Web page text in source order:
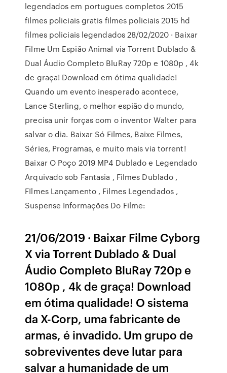
legendados em portugues completos 2015
filmes policiais gratis filmes policiais 2015 hd
filmes policiais legendados 28/02/2020 · Baixar
Filme Um Espião Animal via Torrent Dublado &
Dual Áudio Completo BluRay 720p e 1080p , 4k
de graça! Download em ótima qualidade!
Quando um evento inesperado acontece,
Lance Sterling, o melhor espião do mundo,
precisa unir forças com o inventor Walter para
salvar o dia. Baixar Só Filmes, Baixe Filmes,
Séries, Programas, e muito mais via torrent!
Baixar O Poço 2019 MP4 Dublado e Legendado
Arquivado sob Fantasia , Filmes Dublado ,
FIlmes Lançamento , Filmes Legendados ,
Suspense Informações Do Filme:
21/06/2019 · Baixar Filme Cyborg
X via Torrent Dublado & Dual
Áudio Completo BluRay 720p e
1080p , 4k de graça! Download
em ótima qualidade! O sistema
da X-Corp, uma fabricante de
armas, é invadido. Um grupo de
sobreviventes deve lutar para
salvar a humanidade de um